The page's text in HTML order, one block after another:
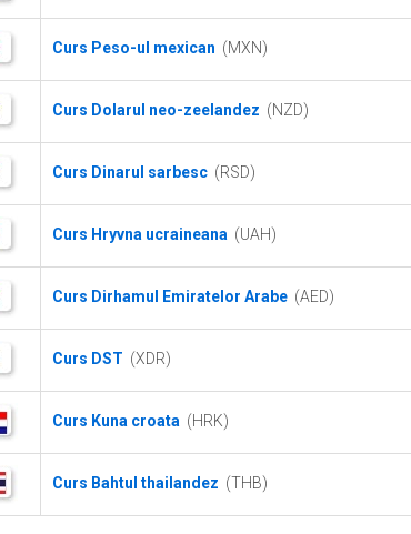
Curs Peso-ul mexican (MXN)
Curs Dolarul neo-zeelandez (NZD)
Curs Dinarul sarbesc (RSD)
Curs Hryvna ucraineana (UAH)
Curs Dirhamul Emiratelor Arabe (AED)
Curs DST (XDR)
Curs Kuna croata (HRK)
Curs Bahtul thailandez (THB)